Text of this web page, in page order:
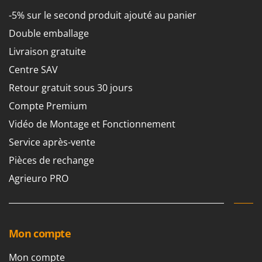
Pulvérisateurs portés
R
Rafraîchisseurs d'air par évaporation
Rampes de chargement en aluminium
Râpes à fromage électriques
Râteaux pour tracteur
Remplisseuses
Robots nettoyeurs de piscine
Robots Tondeuses
Rogneuses de souches
S
Scies à os
GRIFO
GVS
GYS
H
Helvi
Henx
Honda
I
Idromatic
Il-Tec
Infaco
Intec
-5% sur le second produit ajouté au panier
Double emballage
Livraison gratuite
Centre SAV
Retour gratuit sous 30 jours
Compte Premium
Vidéo de Montage et Fonctionnement
Service après-vente
Pièces de rechange
Agrieuro PRO
Mon compte
Mon compte